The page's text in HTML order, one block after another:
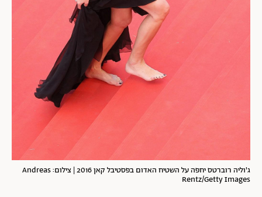
ג'וליה רוברטס יחפה על השטיח האדום בפסטיבל קאן 2016 | צילום: Andreas
Rentz/Getty Images